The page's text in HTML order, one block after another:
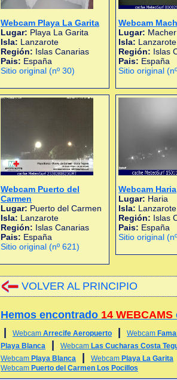
Webcam Playa La Garita
Lugar: Playa La Garita
Isla: Lanzarote
Región: Islas Canarias
Pais: España
Sitio original (nº 30)
Webcam
Lugar: Macher
Isla: Lanzarote
Región: Islas
Pais: España
Sitio original
Webcam Puerto del
Carmen
Lugar: Puerto del Carmen
Isla: Lanzarote
Región: Islas Canarias
Pais: España
Sitio original (nº 621)
Webcam Haria
Lugar: Haria
Isla: Lanzarote
Región: Islas
Pais: España
Sitio original
VOLVER AL PRINCIPIO
Hemos encontrado 14 WEBCAMS
Webcam Arrecife Aeropuerto Webcam
Playa Blanca
Webcam Las Cucharas Costa
Webcam Playa Blanca Webcam Playa La Garita
Webcam Puerto del Carmen Los Pocillos